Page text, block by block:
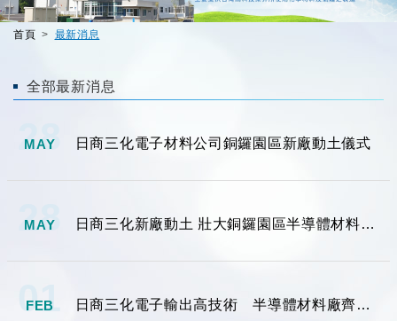
首頁 最新消息
全部最新消息
28
MAY 日商三化電子材料公司銅鑼園區新廠動土儀式
28
MAY 日商三化新廠動土 壯大銅鑼園區半導體材料產業聚落
01
FEB 日商三化電子輸出高技術 半導體材料廠齊聚竹科